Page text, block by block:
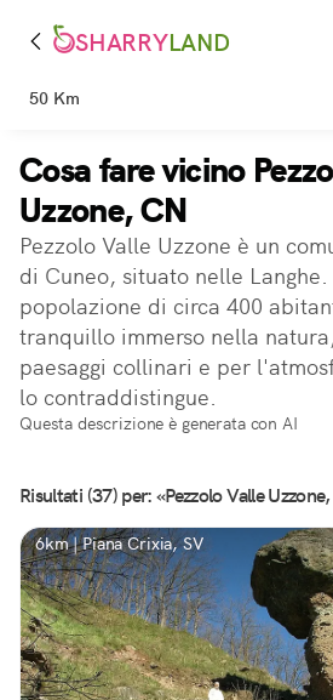
SHARRYLAND
50 Km
Cosa fare vicino
Uzzone, CN
Pezzolo Valle Uzzone è un
di Cuneo, situato nelle Langhe.
popolazione di circa 400
tranquillo immerso nella
paesaggi collinari e per
lo contraddistingue.
Questa descrizione è generata con AI
Risultati (37) per: «Pezzolo Valle
6km | Piana Crixia, SV